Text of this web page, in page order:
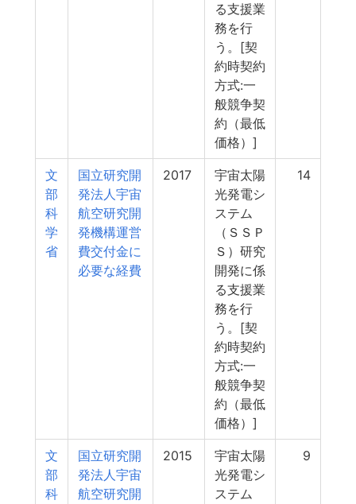
る支援業
務を行
う。[契
約時契約
方式:一
般競争契
約（最低
価格）]
文
部
科
学
省
国立研究開
発法人宇宙
航空研究開
発機構運営
費交付金に
必要な経費
2017
宇宙太陽
光発電シ
ステム
（ＳＳＰ
Ｓ）研究
開発に係
る支援業
務を行
う。[契
約時契約
方式:一
般競争契
約（最低
価格）]
14
文
部
科
国立研究開
発法人宇宙
航空研究開
2015
宇宙太陽
光発電シ
ステム
9